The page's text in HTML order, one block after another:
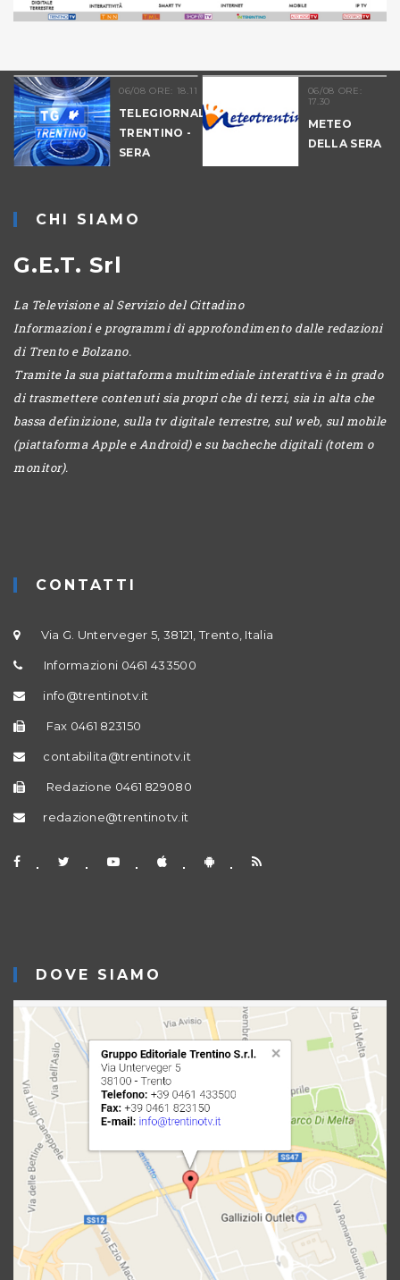
06/08 ORE: 18.11
TELEGIORNALE
TRENTINO -
SERA
06/08 ORE:
17.30
METEO
DELLA SERA
CHI SIAMO
G.E.T. Srl
La Televisione al Servizio del Cittadino
Informazioni e programmi di approfondimento dalle redazioni
di Trento e Bolzano.
Tramite la sua piattaforma multimediale interattiva è in grado
di trasmettere contenuti sia propri che di terzi, sia in alta che
bassa definizione, sulla tv digitale terrestre, sul web, sul mobile
(piattaforma Apple e Android) e su bacheche digitali (totem o
monitor).
CONTATTI
Via G. Unterveger 5, 38121, Trento, Italia
Informazioni 0461 433500
info@trentinotv.it
Fax 0461 823150
contabilita@trentinotv.it
Redazione 0461 829080
redazione@trentinotv.it
DOVE SIAMO